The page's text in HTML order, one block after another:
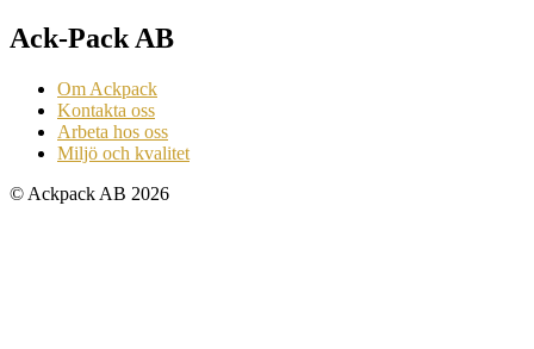
Ack-Pack AB
Om Ackpack
Kontakta oss
Arbeta hos oss
Miljö och kvalitet
© Ackpack AB 2026